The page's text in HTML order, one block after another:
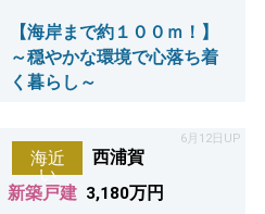
【海岸まで約１００ｍ！】
～穏やかな環境で心落ち着
く暮らし～
6月12日UP
海近
い
西浦賀
新築戸建 3,180万円